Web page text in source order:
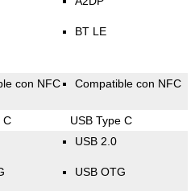
BT LE
con NFC Compatible con NFC
C USB Type C
USB 2.0
USB OTG